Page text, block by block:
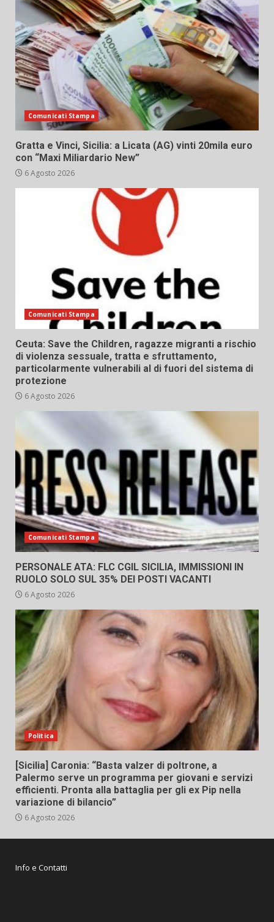
Comunicati Stampa
Gratta e Vinci, Sicilia: a Licata (AG) vinti 20mila euro
con “Maxi Miliardario New”
6 Agosto 2026
Comunicati Stampa
Ceuta: Save the Children, ragazze migranti a rischio
di violenza sessuale, tratta e sfruttamento,
particolarmente vulnerabili al di fuori del sistema di
protezione
6 Agosto 2026
Comunicati Stampa
PERSONALE ATA: FLC CGIL SICILIA, IMMISSIONI IN
RUOLO SOLO SUL 35% DEI POSTI VACANTI
6 Agosto 2026
Politica
[Sicilia] Caronia: “Basta valzer di poltrone, a
Palermo serve un programma per giovani e servizi
efficienti. Pronta alla battaglia per gli ex Pip nella
variazione di bilancio”
6 Agosto 2026
Info e Contatti